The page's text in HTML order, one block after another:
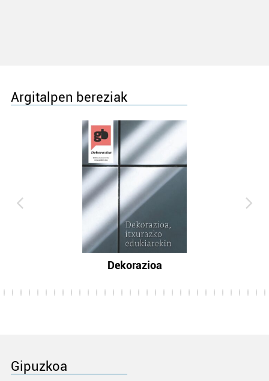
Argitalpen bereziak
Dekorazioa
Gipuzkoa